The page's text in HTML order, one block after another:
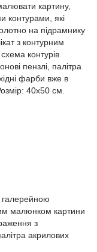
картину,
контурами, які
на підрамнику
з контурним
контурів
пензлі, палітра
фарби вже в
40х50 см.
галерейною
малюнком картини
з
акрилових